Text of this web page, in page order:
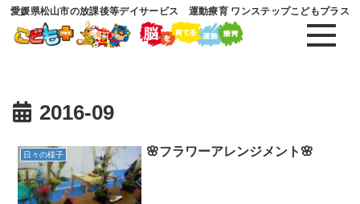
愛媛県松山市の放課後等デイサービス 運動療育 ワンステップこどもプラス
2016-09
日々の様子 🌸フラワーアレンジメント🌸